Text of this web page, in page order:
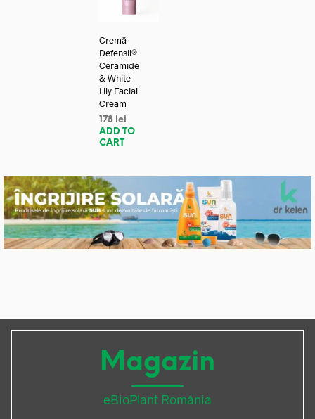
Cremă
Defensil®
Ceramide
& White
Lily Facial
Cream
178 lei
ADD TO
CART
Magazin
eBioPlant România